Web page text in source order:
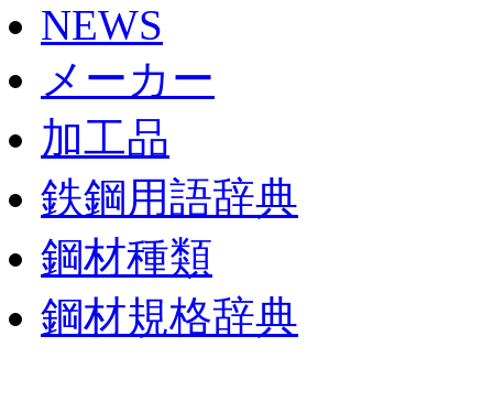
NEWS
メーカー
加工品
鉄鋼用語辞典
鋼材種類
鋼材規格辞典